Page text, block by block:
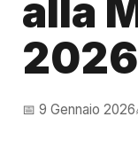
alla
2026
📅 9 Gennaio 2026